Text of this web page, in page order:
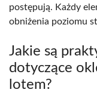
postępują. Każdy
obniżenia poziomu
Jakie są
dotyczące
lotem?